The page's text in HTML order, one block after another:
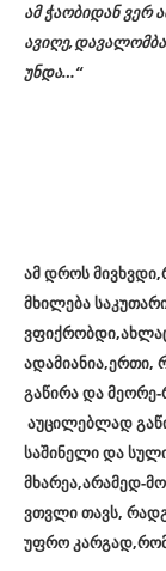
ამ ჭაობიდან ვერ
უნდა…“
ამ დროს
მხილება
ადამიანია,ერთი,
გაწირა და
აუცილებლად
საშინელი და
მხარეა,არამედ-
ვთვლი თავს,
უფრო